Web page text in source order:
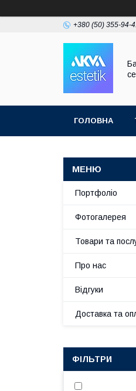
+380 (50) 355-94-
ГОЛОВНА
Портфоліо
Фотогалерея
Товари та
Про нас
Відгуки
Доставка та
ФІЛЬТРИ